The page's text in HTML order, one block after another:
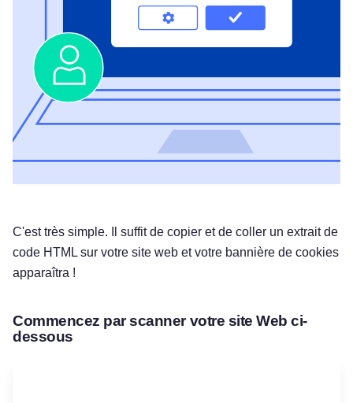
C'est très simple. Il suffit de copier et de coller un extrait de
code HTML sur votre site web et votre bannière de cookies
apparaîtra !
Commencez par scanner votre site Web ci-
dessous